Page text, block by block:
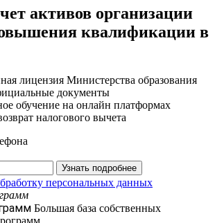
активов организации
квалификации в
лицензия Министерства образования
документы
обучение на онлайн платформах
налогового вычета
Узнать подробнее
персональных данных
Большая база собственных